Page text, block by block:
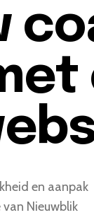
en aanpak
Nieuwblik